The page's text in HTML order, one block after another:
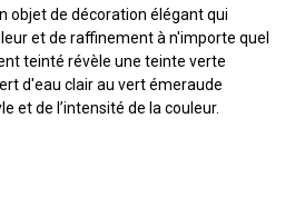
objet de décoration élégant qui
et de raffinement à n'importe quel
teinté révèle une teinte verte
d'eau clair au vert émeraude
et de l’intensité de la couleur.